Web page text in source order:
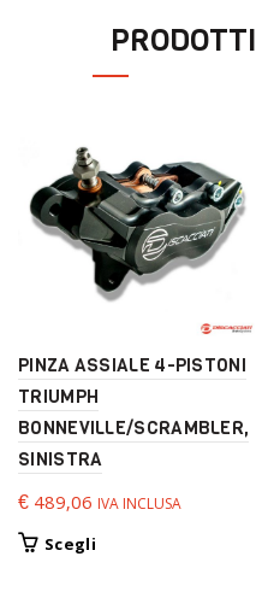
PINZA ASSIALE 4-PISTONI
TRIUMPH
BONNEVILLE/SCRAMBLER,
SINISTRA
€489,06 IVA INCLUSA
ScegliQuesto